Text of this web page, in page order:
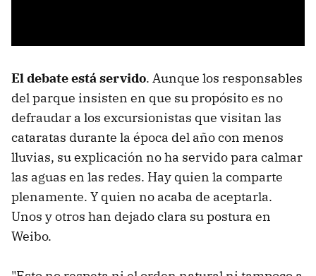
El debate está servido. Aunque los responsables
del parque insisten en que su propósito es no
defraudar a los excursionistas que visitan las
cataratas durante la época del año con menos
lluvias, su explicación no ha servido para calmar
las aguas en las redes. Hay quien la comparte
plenamente. Y quien no acaba de aceptarla.
Unos y otros han dejado clara su postura en
Weibo.